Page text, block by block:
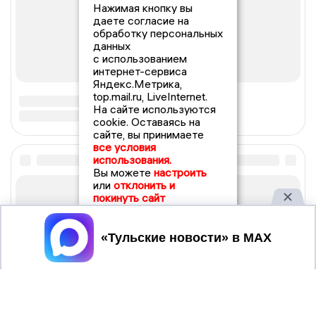
Нажимая кнопку вы
даете согласие на
обработку персональных
данных
с использованием
интернет-сервиса
Яндекс.Метрика,
top.mail.ru, LiveInternet.
На сайте используются
cookie. Оставаясь на
сайте, вы принимаете
все условия
использования.
Вы можете настроить
или отклонить и
покинуть сайт
Принять